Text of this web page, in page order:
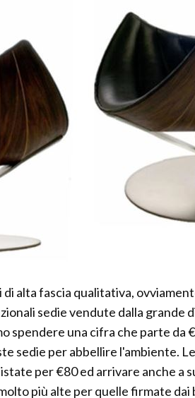
alta fascia qualitativa,
sedie vendute dalla grande
spendere una cifra che parte da
sedie per abbellire l'ambiente.
per €80 ed arrivare anche a
più alte per quelle firmate dai